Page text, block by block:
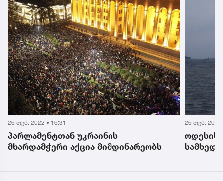
26 თებ. 2022 • 17:38
ოდესის თავზე უკრაინელებმა რუსული
სამხედრო თვითმფრინავი ჩამოაგდეს
26 თებ. 2022
ყველა